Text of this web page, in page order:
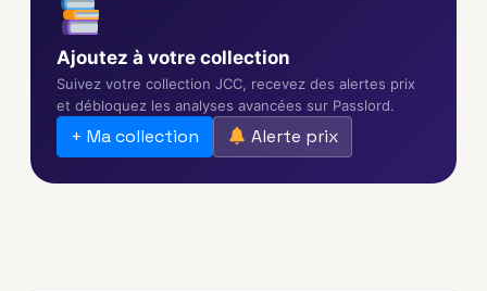
Ajoutez à votre collection
Suivez votre collection JCC, recevez des alertes prix
et débloquez les analyses avancées sur Passlord.
+ Ma collection Alerte prix